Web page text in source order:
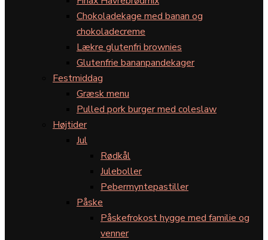
Chokoladekage med banan og
chokoladecreme
Lækre glutenfri brownies
Glutenfrie bananpandekager
Festmiddag
Græsk menu
Pulled pork burger med coleslaw
Højtider
Jul
Rødkål
Juleboller
Pebermyntepastiller
Påske
Påskefrokost hygge med familie og
venner